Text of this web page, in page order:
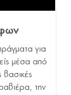
για
μέσα από
βασικές
την